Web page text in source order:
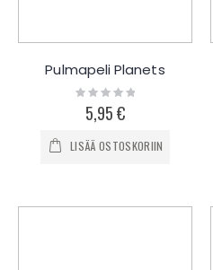
Pulmapeli Planets
Rating:
0%5,95 €
LISÄÄ OSTOSKORIIN